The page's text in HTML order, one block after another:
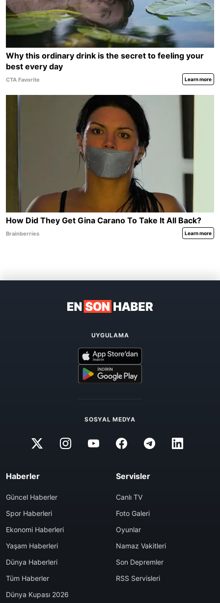
UYGULAMA
SOSYAL MEDYA
Haberler
Güncel Haberler
Spor Haberleri
Ekonomi Haberleri
Yaşam Haberleri
Dünya Haberleri
Tüm Haberler
Dünya Kupası 2026
Servisler
Canlı TV
Foto Galeri
Oyunlar
Namaz Vakitleri
Son Depremler
RSS Servisleri